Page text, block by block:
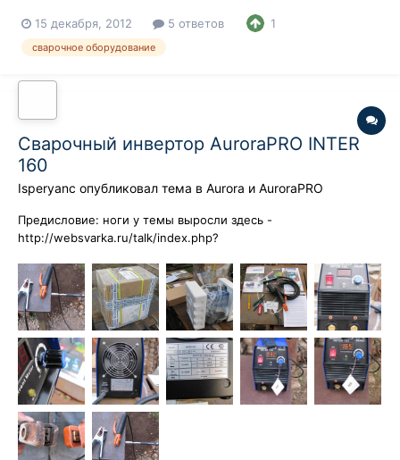
15 декабря, 2012
5 ответов 1
сварочное оборудование
Сварочный инвертор AuroraPRO INTER
160
Isperyanc опубликовал тема в Aurora и AuroraPRO
Предисловие: ноги у темы выросли здесь -
http://websvarka.ru/talk/index.php?
привет! Вот, получил сегодня инвертор: ручка регулировки
тока далековато отнесена от корпуса и довольно длинная, за
неё можно чем нибудь зацепить по неосторожности Пр...